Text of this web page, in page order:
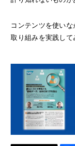
コンテンツを使い
取り組みを実践して